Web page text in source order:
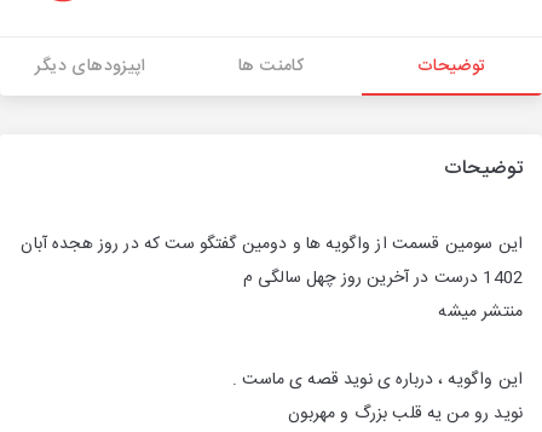
توضیحات کامنت ها اپیزودهای دیگر
توضیحات
این سومین قسمت از واگویه ها و دومین گفتگو ست که در روز هجده آبان
1402 درست در آخرین روز چهل سالگی م
منتشر میشه
این واگویه ، درباره ی نوید قصه ی ماست .
نوید رو من یه قلب بزرگ و مهربون